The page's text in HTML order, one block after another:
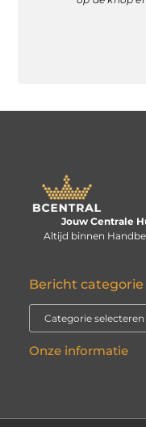
Jouw Centrale
Altijd binnen
Bericht categorie
Onze informatie